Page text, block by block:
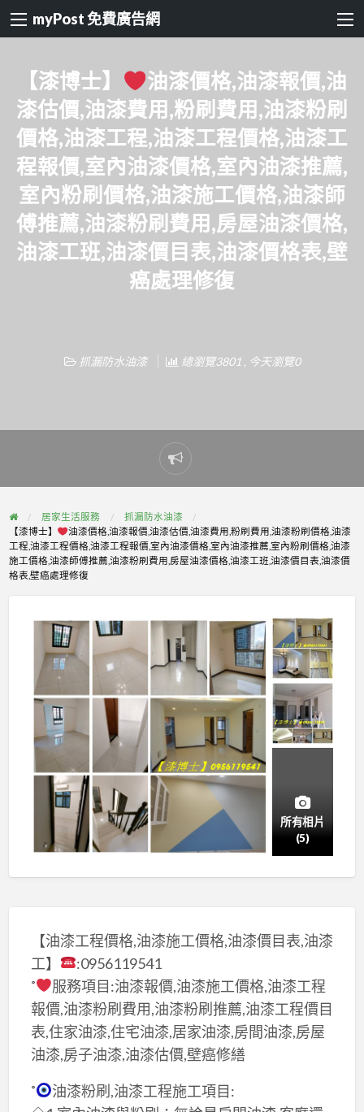
myPost 免費廣告網
【漆博士】
油漆價格,油漆報價,油
漆估價,油漆費用,粉刷費用,油漆粉刷
價格,油漆工程,油漆工程價格,油漆工
程報價,室內油漆價格,室內油漆推薦,
室內粉刷價格,油漆施工價格,油漆師
傅推薦,油漆粉刷費用,房屋油漆價格,
油漆工班,油漆價目表,油漆價格表,壁
癌處理修復
抓漏防水油漆 總瀏覽3801 , 今天瀏覽0
Report
problem
居家生活服務
抓漏防水油漆
【漆博士】
油漆價格,油漆報價,油漆估價,油漆費用,粉刷費用,油漆粉刷價格,油漆
工程,油漆工程價格,油漆工程報價,室內油漆價格,室內油漆推薦,室內粉刷價格,油漆
施工價格,油漆師傅推薦,油漆粉刷費用,房屋油漆價格,油漆工班,油漆價目表,油漆價
格表,壁癌處理修復
所有相片
(5)
【油漆工程價格,油漆施工價格,油漆價目表,油漆
工】
:0956119541
˚
服務項目:油漆報價,油漆施工價格,油漆工程
報價,油漆粉刷費用,油漆粉刷推薦,油漆工程價目
表,住家油漆,住宅油漆,居家油漆,房間油漆,房屋
油漆,房子油漆,油漆估價,壁癌修繕
˚
油漆粉刷,油漆工程施工項目: